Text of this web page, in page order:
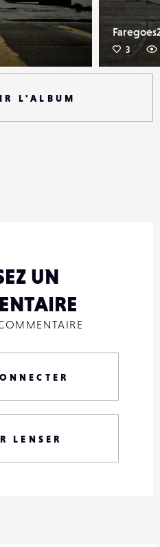
3
L'ALBUM
UN
LENSER